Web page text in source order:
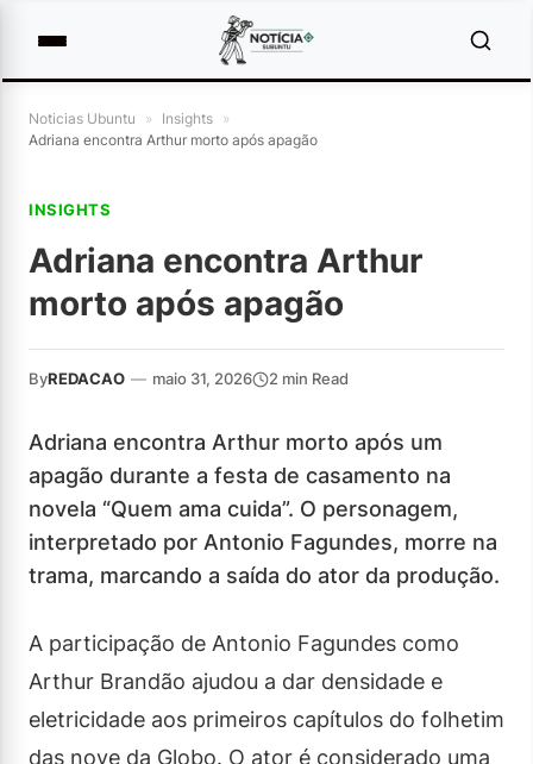
Noticias Ubuntu » Insights »
Adriana encontra Arthur morto após apagão
INSIGHTS
Adriana encontra Arthur
morto após apagão
ByREDACAO — maio 31, 2026 2 min Read
Adriana encontra Arthur morto após um
apagão durante a festa de casamento na
novela “Quem ama cuida”. O personagem,
interpretado por Antonio Fagundes, morre na
trama, marcando a saída do ator da produção.
A participação de Antonio Fagundes como
Arthur Brandão ajudou a dar densidade e
eletricidade aos primeiros capítulos do folhetim
das nove da Globo. O ator é considerado uma